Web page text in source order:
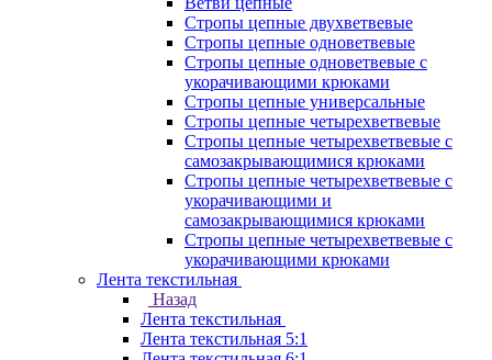
Стропы цепные двухветвевые
Стропы цепные одноветвевые
Стропы цепные одноветвевые с
укорачивающими крюками
Стропы цепные универсальные
Стропы цепные четырехветвевые
Стропы цепные четырехветвевые с
самозакрывающимися крюками
Стропы цепные четырехветвевые с
укорачивающими и
самозакрывающимися крюками
Стропы цепные четырехветвевые с
укорачивающими крюками
Лента текстильная
Назад
Лента текстильная
Лента текстильная 5:1